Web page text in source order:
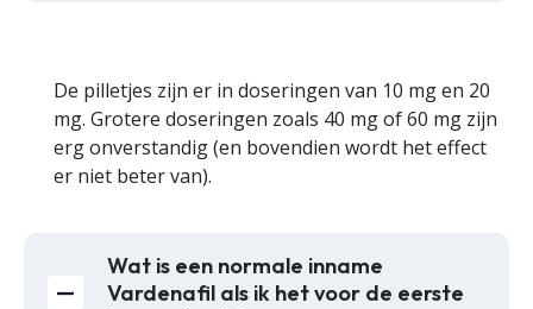
De pilletjes zijn er in doseringen van 10 mg en 20
mg. Grotere doseringen zoals 40 mg of 60 mg zijn
erg onverstandig (en bovendien wordt het effect
er niet beter van).
Wat is een normale inname
Vardenafil als ik het voor de eerste